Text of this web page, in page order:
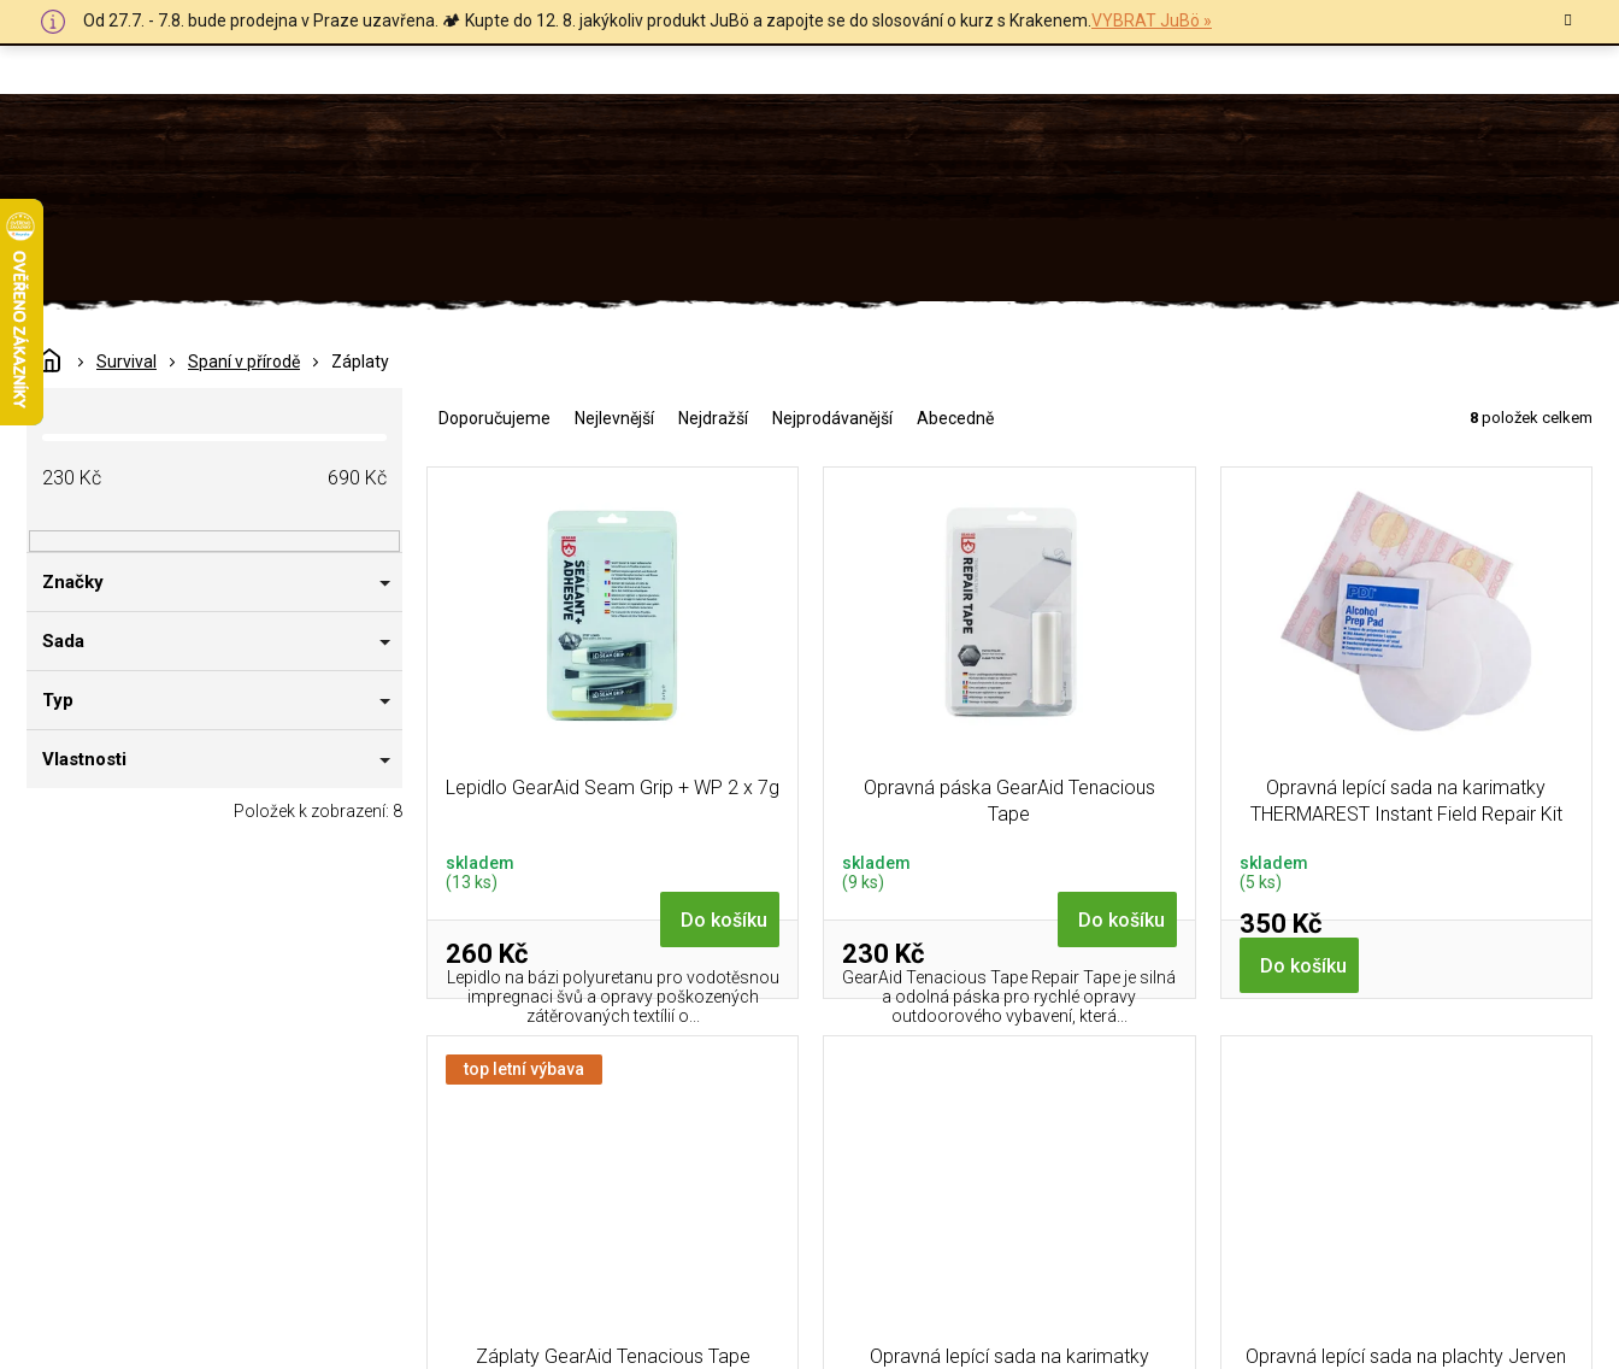
Od 27.7. - 7.8. bude prodejna v Praze uzavřena. 🏕️ Kupte do 12. 8. jakýkoliv produkt JuBö a zapojte se do slosování o kurz s Krakenem.VYBRAT JuBö »
DomůSurvival Spaní v přírodě Záplaty
P
o
a
n
í
a
230 Kč 690 Kč
Značky
Sada
Typ
Vlastnosti
Položek k zobrazení: 8
e
Doporučujeme Nejlevnější Nejdražší Nejprodávanější Abecedně 8 položek celkem
Lepidlo GearAid Seam Grip + WP 2 x 7g
skladem
(13 ks)
260 Kč
Do košíku
Lepidlo na bázi polyuretanu pro vodotěsnou
impregnaci švů a opravy poškozených
zátěrovaných textílií o...
Opravná páska GearAid Tenacious
Tape
skladem
(9 ks)
230 Kč
Do košíku
GearAid Tenacious Tape Repair Tape je silná
a odolná páska pro rychlé opravy
outdoorového vybavení, která...
Opravná lepící sada na karimatky
THERMAREST Instant Field Repair Kit
skladem
(5 ks)
350 Kč
Do košíku
top letní výbava
Záplaty GearAid Tenacious Tape
Opravná lepící sada na karimatky
Opravná lepící sada na plachty Jerven